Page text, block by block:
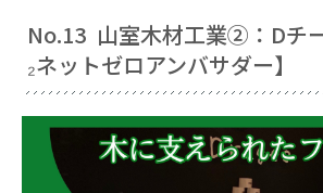
No.13 山室木材工業②：Dチ
₂ネットゼロアンバサダー】